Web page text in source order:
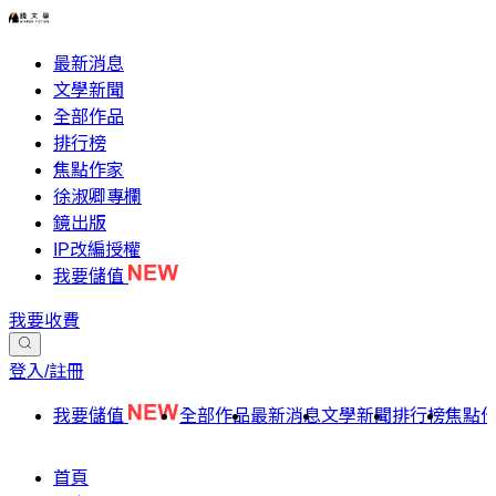
最新消息
文學新聞
全部作品
排行榜
焦點作家
徐淑卿專欄
鏡出版
IP改編授權
我要儲值
我要收費
登入/註冊
我要儲值 全部作品最新消息文學新聞排行榜焦點
首頁